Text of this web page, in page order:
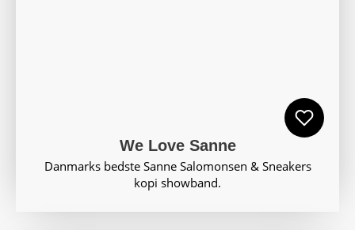
We Love Sanne
Danmarks bedste Sanne Salomonsen & Sneakers
kopi showband.